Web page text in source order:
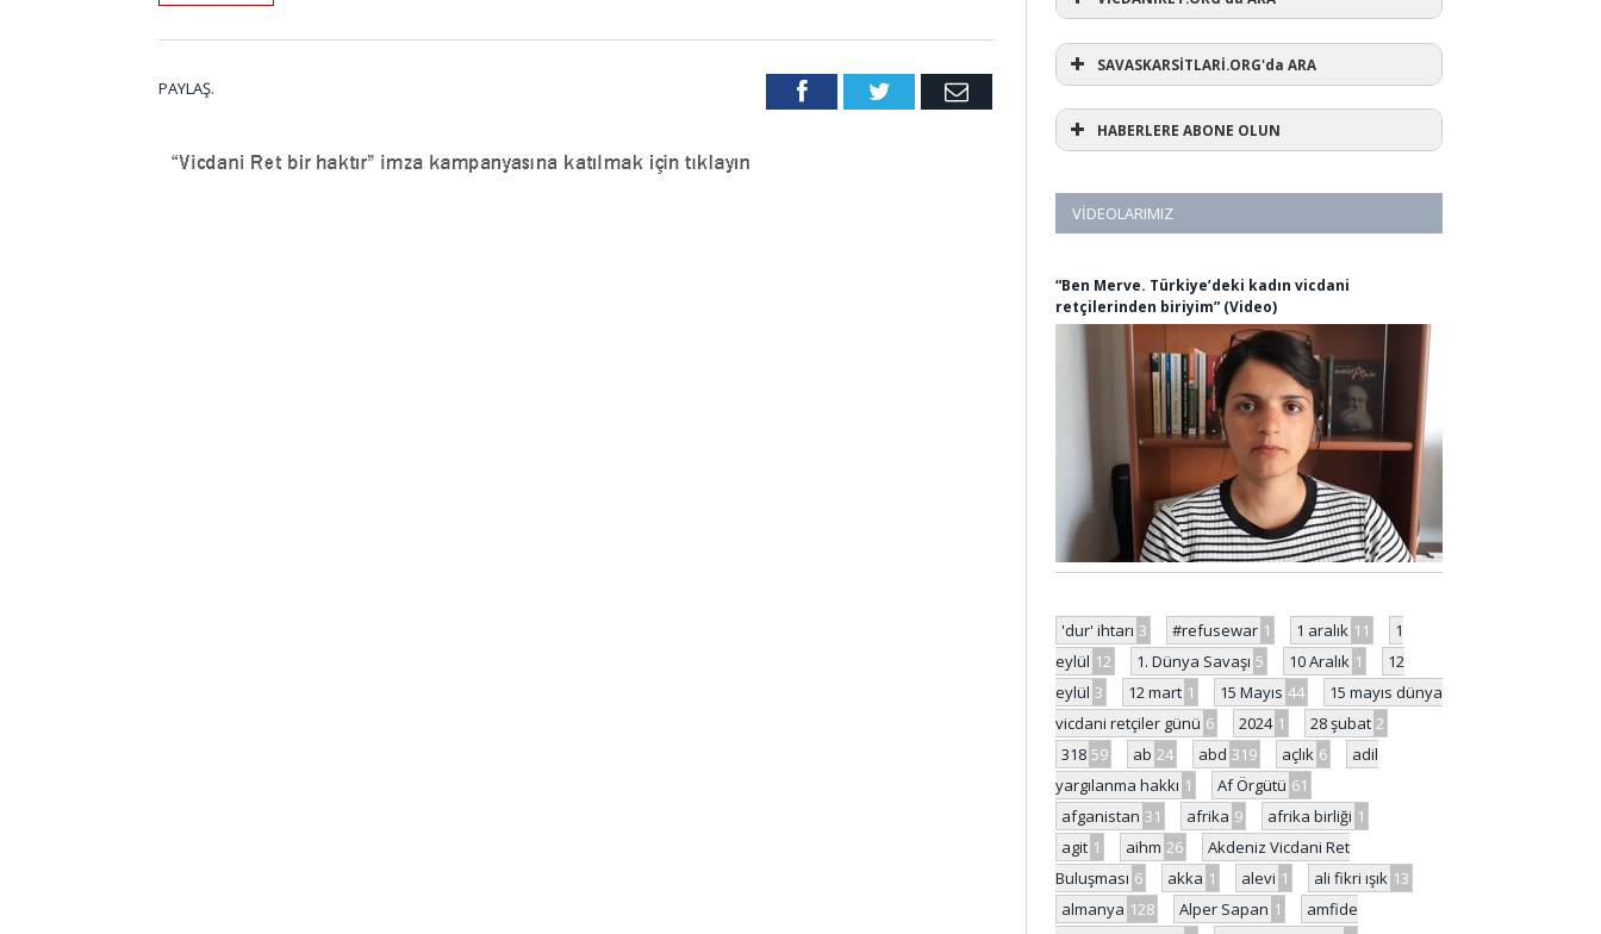
PAYLAŞ. FacebookTwitter Email
SAVASKARSİTLARİ.ORG'da ARA
HABERLERE ABONE OLUN
VIDEOLARIMIZ
“Ben Merve. Türkiye’deki kadın vicdani
retçilerinden biriyim” (Video)
'dur' ihtarı 3 #refusewar 1 1 aralık 11
1
eylül 12 1. Dünya Savaşı 5 10 Aralık 1
12
eylül 3 12 mart 1 15 Mayıs 44
15 mayıs dünya
vicdani retçiler günü 6 2024 1 28 şubat 2
318 59 ab 24 abd 319 açlık 6
adil
yargılanma hakkı 1 Af Örgütü 61
afganistan 31 afrika 9 afrika birliği 1
agit 1 aihm 26
Akdeniz Vicdani Ret
Buluşması 6 akka 1 alevi 1 ali fikri ışık 13
almanya 128 Alper Sapan 1
amfide